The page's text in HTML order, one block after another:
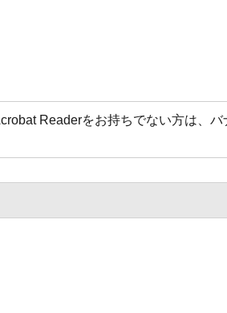
Readerをお持ちでない方は、バ